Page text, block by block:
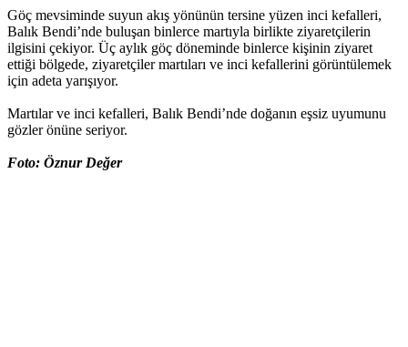
Göç mevsiminde suyun akış yönünün tersine yüzen inci kefalleri,
Balık Bendi’nde buluşan binlerce martıyla birlikte ziyaretçilerin
ilgisini çekiyor. Üç aylık göç döneminde binlerce kişinin ziyaret
ettiği bölgede, ziyaretçiler martıları ve inci kefallerini görüntülemek
için adeta yarışıyor.
Martılar ve inci kefalleri, Balık Bendi’nde doğanın eşsiz uyumunu
gözler önüne seriyor.
Foto: Öznur Değer